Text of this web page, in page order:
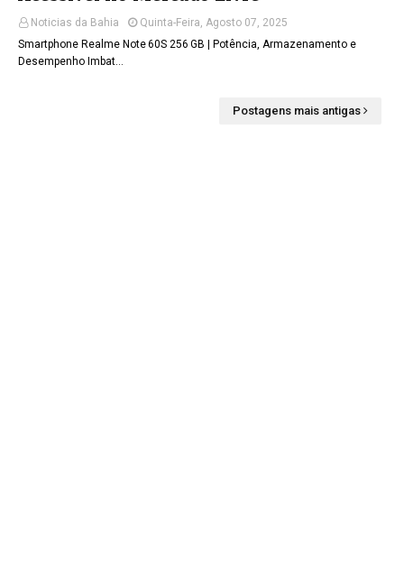
Noticias da Bahia
Quinta-Feira, Agosto 07, 2025
Smartphone Realme Note 60S 256 GB | Potência, Armazenamento e
Desempenho Imbat…
Postagens mais antigas